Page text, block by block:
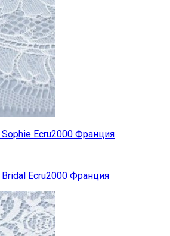
Ecru2000 Франция
Ecru2000 Франция